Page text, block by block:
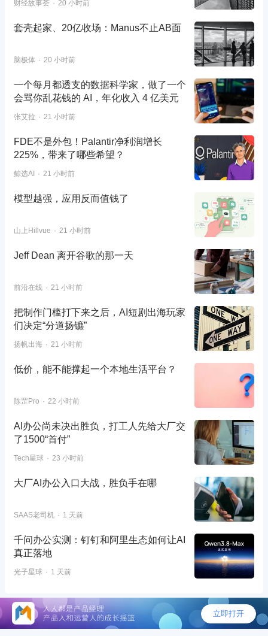
财经故事荟 20 小时前
套壳起家、20亿收场：Manus不止AB面
脑极体 20 小时前
一个每月都透支的数据科学家，做了一个
会骂你乱花钱的 AI，年化收入 4 亿美元
张艾拉 21 小时前
FDE不是外包！Palantir净利润增长
225%，带来了哪些希望？
鲸选AI 21 小时前
模型越强，应用反而值钱了
山上Hillvue 21 小时前
Jeff Dean 离开谷歌的那一天
前沿在线 21 小时前
把制作门槛打下来之后，AI短剧出海玩家
们决定“分道扬镳”
扬帆出海 21 小时前
低价，能不能撑起一个本地生活平台？
陈罡Pro 22 小时前
AI办公尚未决出胜负，打工人先给大厂交
了1500“首付”
Tech星球 23 小时前
大厂AI办公入口大战，胜负手在哪
SAAS老司机 1 天前
千问办公实测：钉钉和阿里生态如何让AI
真正落地
光子星球 1 天前
©2026 - 人人都是产品经理